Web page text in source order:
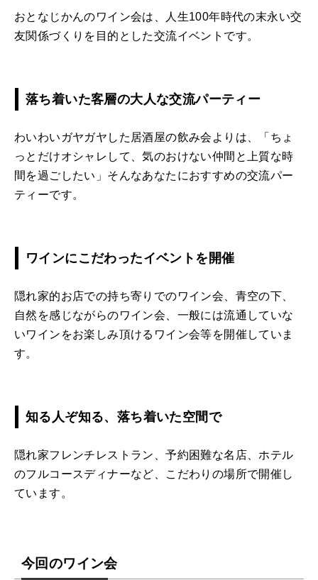
おとなじかんのワイン会は、人生100年時代の末永い交
友関係づくりを目的とした交流イベントです。
落ち着いた客層の大人な交流パーティー
わいわいガヤガヤした居酒屋の飲み会よりは、「ちょ
っとだけオシャレして、気のおけない仲間と上質な時
間を過ごしたい」そんなあなたにおすすめの交流パー
ティーです。
ワインにこだわったイベントを開催
隠れ家的お店での持ち寄りでのワイン会、青空の下、
自然を感じながらのワイン会、一般には流通していな
いワインをお楽しみ頂けるワイン会等を開催していま
す。
知る人ぞ知る、落ち着いた空間で
隠れ家フレンチレストラン、予約困難な名店、ホテル
のフルコースディナーなど、こだわりの場所で開催し
ています。
今回のワイン会